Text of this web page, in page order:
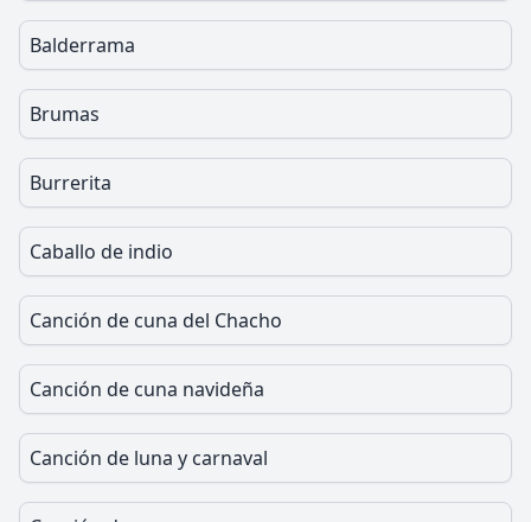
Balderrama
Brumas
Burrerita
Caballo de indio
Canción de cuna del Chacho
Canción de cuna navideña
Canción de luna y carnaval